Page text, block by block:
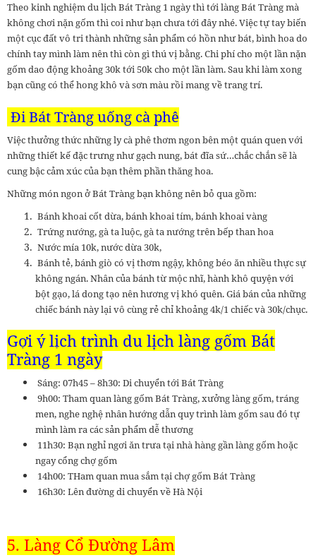
Theo kinh nghiệm du lịch Bát Tràng 1 ngày thì tới làng Bát Tràng mà
không chơi nặn gốm thì coi như bạn chưa tới đây nhé. Việc tự tay biến
một cục đất vô tri thành những sản phẩm có hồn như bát, bình hoa do
chính tay mình làm nên thì còn gì thú vị bằng. Chi phí cho một lần nặn
gốm dao động khoảng 30k tới 50k cho một lần làm. Sau khi làm xong
bạn cũng có thể hong khô và sơn màu rồi mang về trang trí.
Đi Bát Tràng uống cà phê
Việc thưởng thức những ly cà phê thơm ngon bên một quán quen với
những thiết kế đặc trưng như gạch nung, bát đĩa sứ…chắc chắn sẽ là
cung bậc cảm xúc của bạn thêm phần thăng hoa.
Những món ngon ở Bát Tràng bạn không nên bỏ qua gồm:
Bánh khoai cốt dừa, bánh khoai tím, bánh khoai vàng
Trứng nướng, gà ta luộc, gà ta nướng trên bếp than hoa
Nước mía 10k, nước dừa 30k,
Bánh tẻ, bánh giò có vị thơm ngậy, không béo ăn nhiều thực sự
không ngán. Nhân của bánh từ mộc nhĩ, hành khô quyện với
bột gạo, lá dong tạo nên hương vị khó quên. Giá bán của những
chiếc bánh này lại vô cùng rẻ chỉ khoảng 4k/1 chiếc và 30k/chục.
Gợi ý lịch trình du lịch làng gốm Bát
Tràng 1 ngày
Sáng: 07h45 – 8h30: Di chuyển tới Bát Tràng
9h00: Tham quan làng gốm Bát Tràng, xưởng làng gốm, tráng
men, nghe nghệ nhân hướng dẫn quy trình làm gốm sau đó tự
mình làm ra các sản phẩm dễ thương
11h30: Bạn nghỉ ngơi ăn trưa tại nhà hàng gần làng gốm hoặc
ngay cổng chợ gốm
14h00: THam quan mua sắm tại chợ gốm Bát Tràng
16h30: Lên đường di chuyển về Hà Nội
5. Làng Cổ Đường Lâm